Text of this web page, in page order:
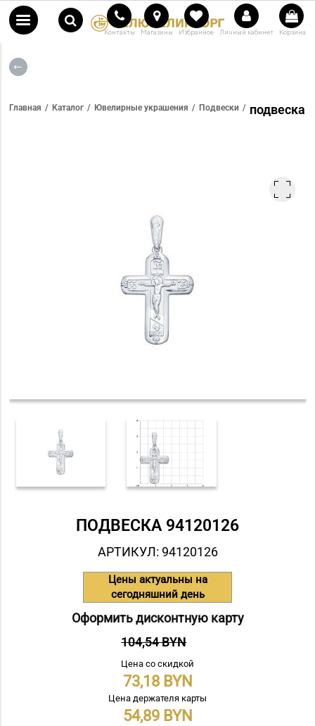
Контакты Магазины Избранное Личный кабинет Корзина
Главная Каталог Ювелирные украшения Подвески подвеска
ПОДВЕСКА 94120126
АРТИКУЛ: 94120126
Цены актуальны на
сегодняшний день
Оформить дисконтную карту
104,54 BYN
Цена со скидкой
73,18
Цена держателя карты
54,89